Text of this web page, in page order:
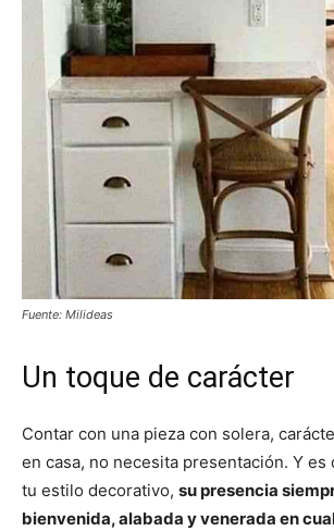
Fuente: Milideas
Un toque de carácter
Contar con una pieza con solera,
en casa, no necesita presentación. Y es
tu estilo decorativo, su presencia
bienvenida, alabada y venerada en